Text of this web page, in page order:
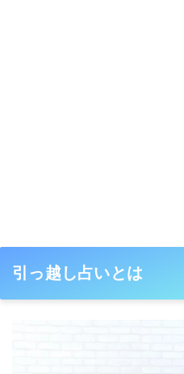
引っ越し占いとは